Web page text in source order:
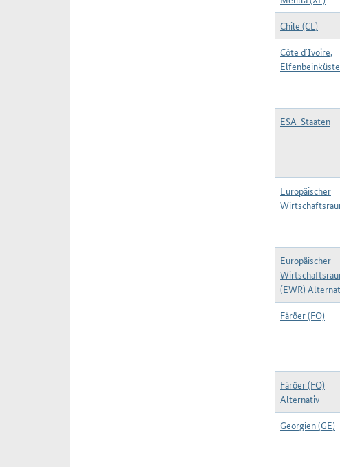
Chile (CL)
Côte d`Ivoire,
Elfenbeinküste
ESA-Staaten
Europäischer
Europäischer
(EWR)
Färöer (FO)
Färöer (FO)
Alternativ
Georgien (GE)